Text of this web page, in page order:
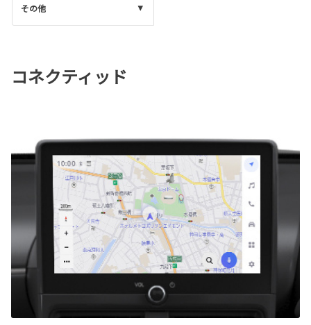
その他
コネクティッド